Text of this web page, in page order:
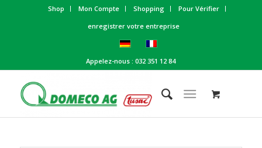
Shop Mon Compte Shopping
Pour Vérifier
enregistrer votre entreprise
Appelez-nous : 032 351 12 84